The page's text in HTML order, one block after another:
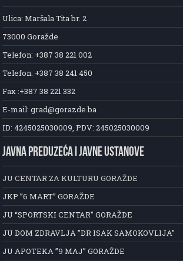
Ulica: Maršala Tita br. 2
73000 Goražde
Telefon: +387 38 221 002
Telefon: +387 38 241 450
Fax :+387 38 221 332
E-mail: grad@gorazde.ba
ID: 4245025030009, PDV: 245025030009
JAVNA PREDUZEĆA I JAVNE USTANOVE
JU CENTAR ZA KULTURU GORAŽDE
JKP ”6 MART” GORAŽDE
JU “SPORTSKI CENTAR” GORAŽDE
JU DOM ZDRAVLJA ”DR ISAK SAMOKOVLIJA”
JU APOTEKA ”9 MAJ” GORAŽDE